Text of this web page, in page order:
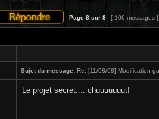
Page 8 sur 8 [ 106 messages
Sujet du message: Re: [11/08/08] Modification
Le projet secret.... chuuuuuuut!